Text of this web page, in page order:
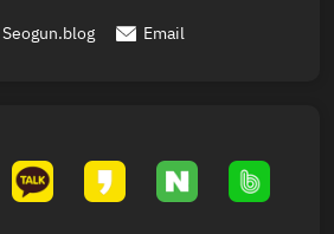
Seogun.blog Email